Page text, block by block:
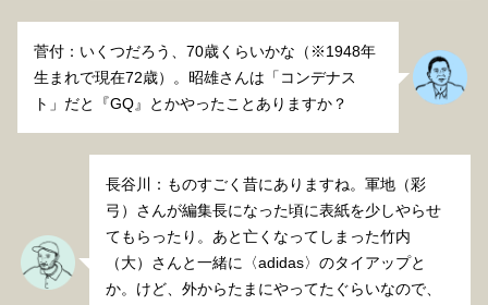
菅付：いくつだろう、70歳くらいかな（※1948年
生まれで現在72歳）。昭雄さんは「コンデナス
ト」だと『GQ』とかやったことありますか？
長谷川：ものすごく昔にありますね。軍地（彩
弓）さんが編集長になった頃に表紙を少しやらせ
てもらったり。あと亡くなってしまった竹内
（大）さんと一緒に〈adidas〉のタイアップと
か。けど、外からたまにやってたぐらいなので、